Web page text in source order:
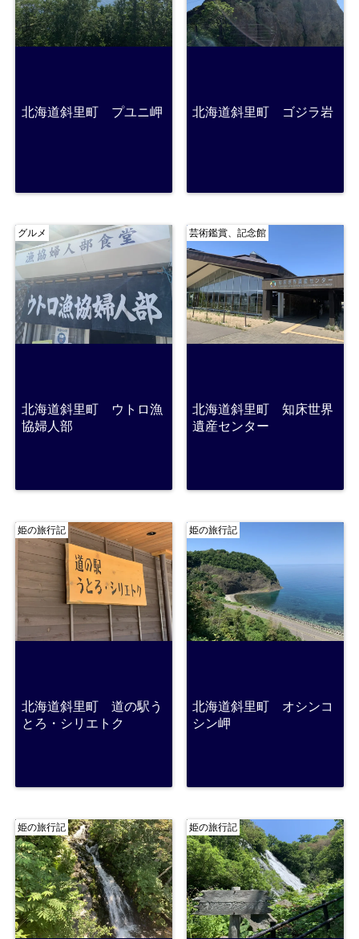
北海道斜里町 プユニ岬 北海道斜里町 ゴジラ岩
グルメ
北海道斜里町 ウトロ漁
協婦人部
芸術鑑賞、記念館
北海道斜里町 知床世界
遺産センター
姫の旅行記
北海道斜里町 道の駅う
とろ・シリエトク
姫の旅行記
北海道斜里町 オシンコ
シン岬
姫の旅行記 姫の旅行記